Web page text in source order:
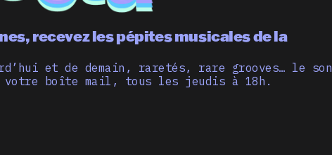
recevez les pépites musicales de la
et de demain, raretés, rare grooves… le son
votre boîte mail, tous les jeudis à 18h.